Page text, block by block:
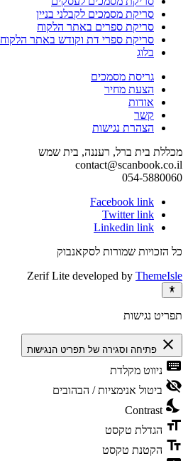
סריקת מסמכים לקבלני בניין
סריקת ספרים באתר הלקוח
סריקת ספרי דת וקודש באתר הלקוח
בלוג
גריסת מסמכים
הצעת מחיר
אודות
קשר
הצהרת נגישות
מכללת בית ברל, רעננה, בית שמש
contact@scanbook.co.il
054-5880060
Facebook link
Twitter link
Linkedin link
כל הזכויות שמורות לסקאנבוק
Zerif Lite developed by ThemeIsle
תפריט נגישות
close פתיחה וסגירה של תפריט הנגישות
keyboard ניווט מקלדת
visibility_off ביטול אנימציות / הבהובים
nights_stay
Contrast
format_size הגדלת טקסט
text_fields הקטנת טקסט